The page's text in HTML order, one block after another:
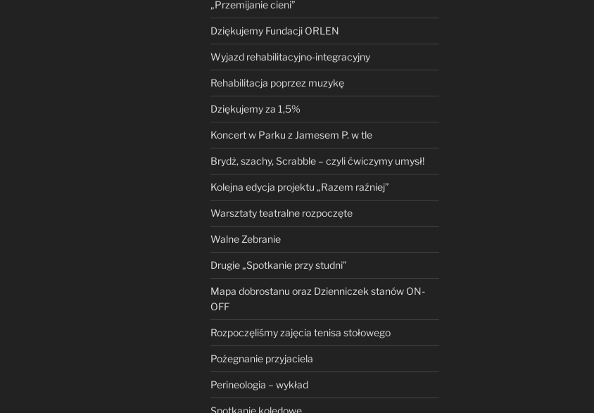
„Przemijanie cieni”
Dziękujemy Fundacji ORLEN
Wyjazd rehabilitacyjno-integracyjny
Rehabilitacja poprzez muzykę
Dziękujemy za 1,5%
Koncert w Parku z Jamesem P. w tle
Brydż, szachy, Scrabble – czyli ćwiczymy umysł!
Kolejna edycja projektu „Razem raźniej”
Warsztaty teatralne rozpoczęte
Walne Zebranie
Drugie „Spotkanie przy studni”
Mapa dobrostanu oraz Dzienniczek stanów ON-
OFF
Rozpoczęliśmy zajęcia tenisa stołowego
Pożegnanie przyjaciela
Perineologia – wykład
Spotkanie kolędowe